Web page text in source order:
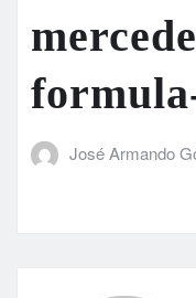
José Armando